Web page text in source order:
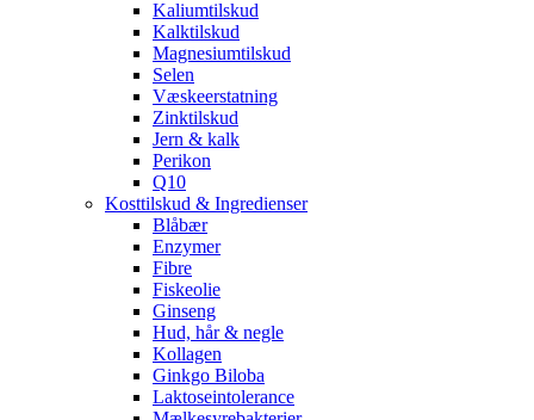
Kaliumtilskud
Kalktilskud
Magnesiumtilskud
Selen
Væskeerstatning
Zinktilskud
Jern & kalk
Perikon
Q10
Kosttilskud & Ingredienser
Blåbær
Enzymer
Fibre
Fiskeolie
Ginseng
Hud, hår & negle
Kollagen
Ginkgo Biloba
Laktoseintolerance